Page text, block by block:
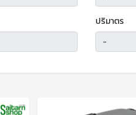
ปริมาตร